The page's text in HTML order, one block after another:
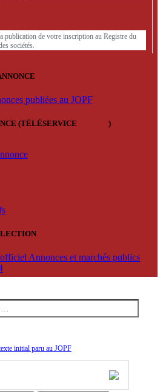
publication de votre inscription au Registre du
sociétés.
publiées au JOPF
(TÉLÉSERVICE )
Annonces et marchés publics
initial paru au JOPF